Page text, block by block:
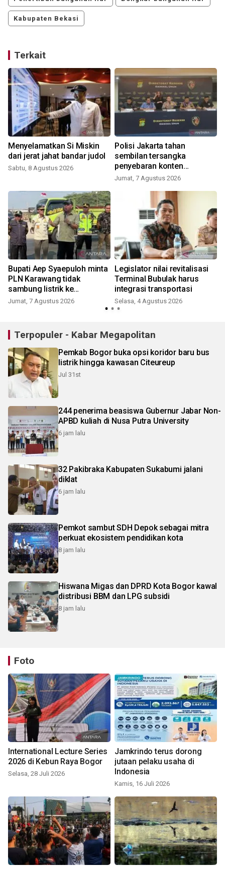
Kabupaten Bekasi
Terkait
Menyelamatkan Si Miskin
dari jerat jahat bandar judol
Sabtu, 8 Agustus 2026
Polisi Jakarta tahan
sembilan tersangka
penyebaran konten
provikatif
Jumat, 7 Agustus 2026
Bupati Aep Syaepuloh minta
PLN Karawang tidak
sambung listrik ke
bangunan liar
Jumat, 7 Agustus 2026
Legislator nilai revitalisasi
Terminal Bubulak harus
integrasi transportasi
Selasa, 4 Agustus 2026
Terpopuler - Kabar Megapolitan
Pemkab Bogor buka opsi koridor baru bus
listrik hingga kawasan Citeureup
Jul 31st
244 penerima beasiswa Gubernur Jabar Non-
APBD kuliah di Nusa Putra University
6 jam lalu
32 Pakibraka Kabupaten Sukabumi jalani
diklat
6 jam lalu
Pemkot sambut SDH Depok sebagai mitra
perkuat ekosistem pendidikan kota
8 jam lalu
Hiswana Migas dan DPRD Kota Bogor kawal
distribusi BBM dan LPG subsidi
8 jam lalu
Foto
International Lecture Series
2026 di Kebun Raya Bogor
Selasa, 28 Juli 2026
Jamkrindo terus dorong
jutaan pelaku usaha di
Indonesia
Kamis, 16 Juli 2026